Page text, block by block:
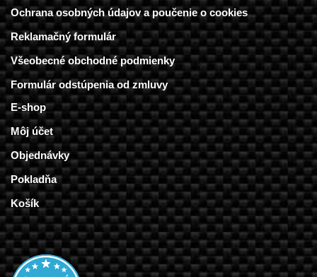
Ochrana osobných údajov a poučenie o cookies
Reklamačný formulár
Všeobecné obchodné podmienky
Formulár odstúpenia od zmluvy
E-shop
Môj účet
Objednávky
Pokladňa
Košík